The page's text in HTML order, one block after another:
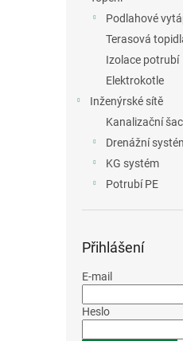
Podlahové
Terasová
Izolace potrubí
Elektrokotle
Inženýrské sítě
Kanalizační
Drenážní
KG systém
Potrubí PE
Přihlášení
E-mail
Heslo